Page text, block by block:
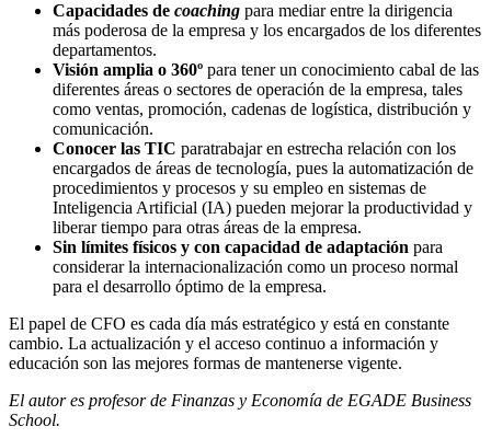
Capacidades de coaching para mediar entre la dirigencia
más poderosa de la empresa y los encargados de los diferentes
departamentos.
Visión amplia o 360º para tener un conocimiento cabal de las
diferentes áreas o sectores de operación de la empresa, tales
como ventas, promoción, cadenas de logística, distribución y
comunicación.
Conocer las TIC paratrabajar en estrecha relación con los
encargados de áreas de tecnología, pues la automatización de
procedimientos y procesos y su empleo en sistemas de
Inteligencia Artificial (IA) pueden mejorar la productividad y
liberar tiempo para otras áreas de la empresa.
Sin límites físicos y con capacidad de adaptación para
considerar la internacionalización como un proceso normal
para el desarrollo óptimo de la empresa.
El papel de CFO es cada día más estratégico y está en constante
cambio. La actualización y el acceso continuo a información y
educación son las mejores formas de mantenerse vigente.
El autor es profesor de Finanzas y Economía de EGADE Business
School.